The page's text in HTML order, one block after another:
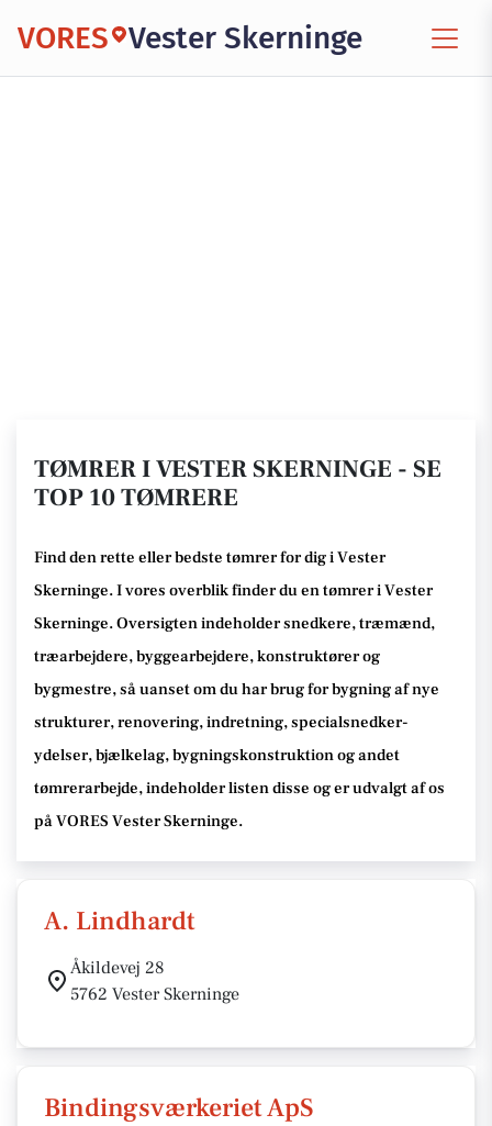
VORES Vester Skerninge
TØMRER I VESTER SKERNINGE - SE
TOP 10 TØMRERE
Find den rette eller bedste tømrerfor dig i Vester
Skerninge. I vores overblik finder du en tømrer i Vester
Skerninge.Oversigten indeholder snedkere, træmænd,
træarbejdere, byggearbejdere, konstruktører og
bygmestre,så uanset om du har brug for bygning af nye
strukturer, renovering, indretning, specialsnedker-
ydelser, bjælkelag, bygningskonstruktion og andet
tømrerarbejde, indeholder listen disse og er udvalgt af os
på VORES Vester Skerninge.
A. Lindhardt
Åkildevej 28
5762 Vester Skerninge
Bindingsværkeriet ApS